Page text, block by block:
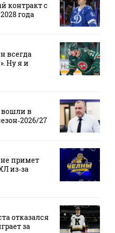
контракт с
года
всегда
Ну я и
в
27
примет
из‑за
отказался
за